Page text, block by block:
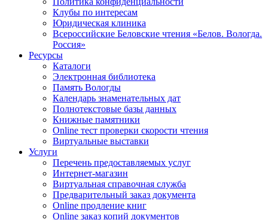
Клубы по интересам
Юридическая клиника
Всероссийские Беловские чтения «Белов. Вологда.
Россия»
Ресурсы
Каталоги
Электронная библиотека
Память Вологды
Календарь знаменательных дат
Полнотекстовые базы данных
Книжные памятники
Online тест проверки скорости чтения
Виртуальные выставки
Услуги
Перечень предоставляемых услуг
Интернет-магазин
Виртуальная справочная служба
Предварительный заказ документа
Online продление книг
Online заказ копий документов